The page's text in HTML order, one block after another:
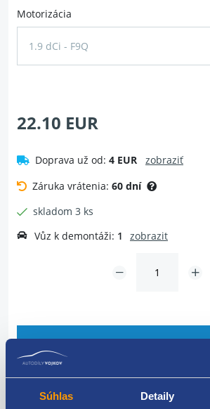
Súhlas Detaily
Motorizácia
1.9 dCi - F9Q
22.10 EUR
Doprava už od: 4 EUR
zobraziť
Záruka vrátenia: 60 dní
skladom 3 ks
Vůz k demontáži: 1 zobrazit
Dotaz na tovar